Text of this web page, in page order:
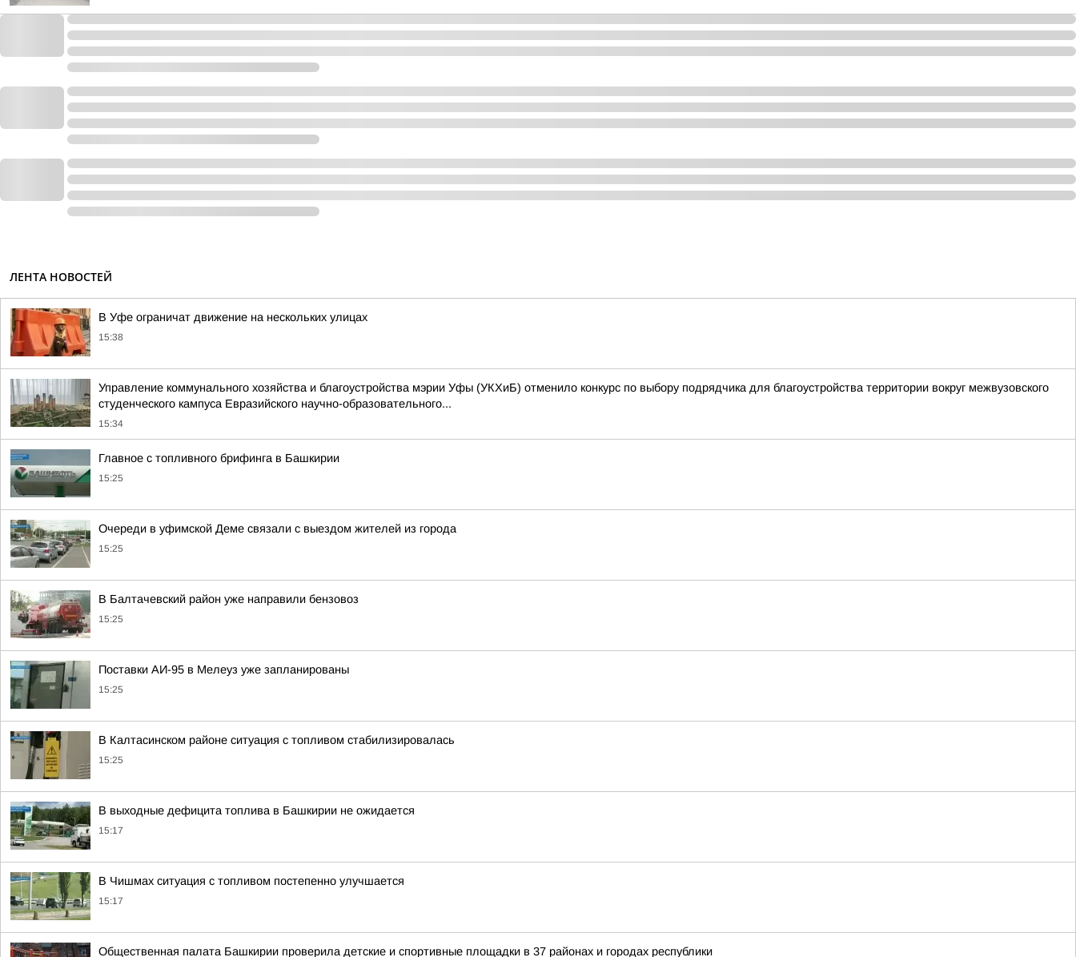
ЛЕНТА НОВОСТЕЙ
В Уфе ограничат движение на нескольких улицах
15:38
Управление коммунального хозяйства и благоустройства мэрии Уфы (УКХиБ) отменило конкурс по выбору подрядчика для благоустройства территории вокруг межвузовского
студенческого кампуса Евразийского научно-образовательного...
15:34
Главное с топливного брифинга в Башкирии
15:25
Очереди в уфимской Деме связали с выездом жителей из города
15:25
В Балтачевский район уже направили бензовоз
15:25
Поставки АИ-95 в Мелеуз уже запланированы
15:25
В Калтасинском районе ситуация с топливом стабилизировалась
15:25
В выходные дефицита топлива в Башкирии не ожидается
15:17
В Чишмах ситуация с топливом постепенно улучшается
15:17
Общественная палата Башкирии проверила детские и спортивные площадки в 37 районах и городах республики